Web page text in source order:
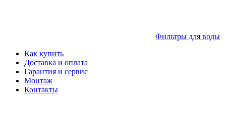
Фильтры для воды
Как купить
Доставка и оплата
Гарантия и сервис
Монтаж
Контакты